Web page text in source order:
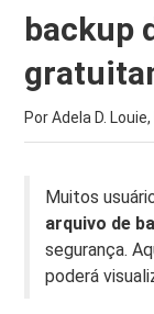
backup
Por Adela D.
Muitos
arquivo de
segurança.
poderá